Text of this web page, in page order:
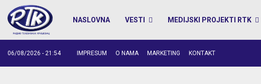
NASLOVNA VESTI MEDIJSKI PROJEKTI RTK
06/08/2026 - 21:54 IMPRESUM O NAMA MARKETING KONTAKT